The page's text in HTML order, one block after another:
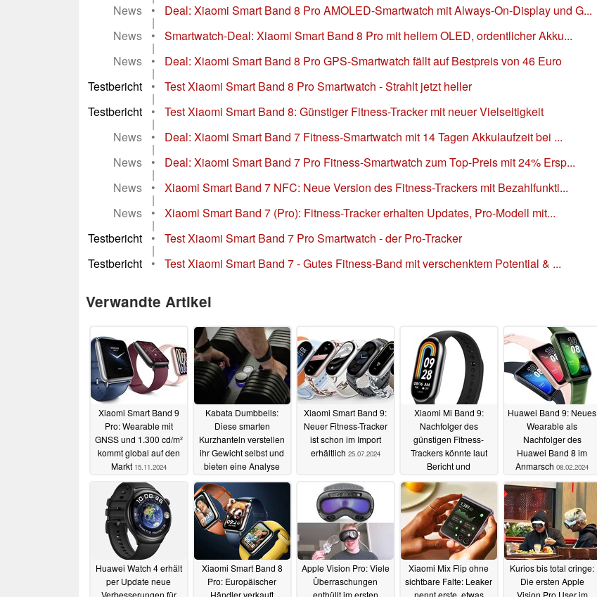
News
• Deal: Xiaomi Smart Band 8 Pro AMOLED-Smartwatch mit Always-On-Display und G...
|
News
• Smartwatch-Deal: Xiaomi Smart Band 8 Pro mit hellem OLED, ordentlicher Akku...
|
News
• Deal: Xiaomi Smart Band 8 Pro GPS-Smartwatch fällt auf Bestpreis von 46 Euro
|
Testbericht
• Test Xiaomi Smart Band 8 Pro Smartwatch - Strahlt jetzt heller
|
Testbericht
• Test Xiaomi Smart Band 8: Günstiger Fitness-Tracker mit neuer Vielseitigkeit
|
News
• Deal: Xiaomi Smart Band 7 Fitness-Smartwatch mit 14 Tagen Akkulaufzeit bei ...
|
News
• Deal: Xiaomi Smart Band 7 Pro Fitness-Smartwatch zum Top-Preis mit 24% Ersp...
|
News
• Xiaomi Smart Band 7 NFC: Neue Version des Fitness-Trackers mit Bezahlfunkti...
|
News
• Xiaomi Smart Band 7 (Pro): Fitness-Tracker erhalten Updates, Pro-Modell mit...
|
Testbericht
• Test Xiaomi Smart Band 7 Pro Smartwatch - der Pro-Tracker
|
Testbericht
• Test Xiaomi Smart Band 7 - Gutes Fitness-Band mit verschenktem Potential & ...
Verwandte Artikel
Xiaomi Smart Band 9
Pro: Wearable mit
GNSS und 1.300 cd/m²
kommt global auf den
Markt 15.11.2024
Kabata Dumbbells:
Diese smarten
Kurzhanteln verstellen
ihr Gewicht selbst und
bieten eine Analyse
Coaching
Xiaomi Smart Band 9:
Neuer Fitness-Tracker
ist schon im Import
erhältlich 25.07.2024
Xiaomi Mi Band 9:
Nachfolger des
günstigen Fitness-
Trackers könnte laut
Bericht und
demnächst erscheinen
11.03.2024
Huawei Band 9: Neues
Wearable als
Nachfolger des
Huawei Band 8 im
Anmarsch 08.02.2024
Huawei Watch 4 erhält
per Update neue
Xiaomi Smart Band 8
Pro: Europäischer
Apple Vision Pro: Viele
Überraschungen
Xiaomi Mix Flip ohne
sichtbare Falte: Leaker
Kurios bis total cringe:
Die ersten Apple